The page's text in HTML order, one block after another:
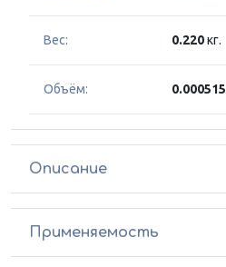
Вес: 0.220кг.
Объём: 0.000515
Описание
Применяемость